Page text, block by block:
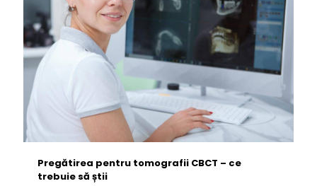
Pregătirea pentru tomografii CBCT – ce
trebuie să știi